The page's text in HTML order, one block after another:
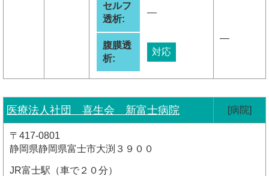
セルフ
透析:
―
腹膜透
析:
対応
―
医療法人社団 喜生会 新富士病院 [病院]
〒417-0801
静岡県静岡県富士市大渕３９００
JR富士駅（車で２０分）